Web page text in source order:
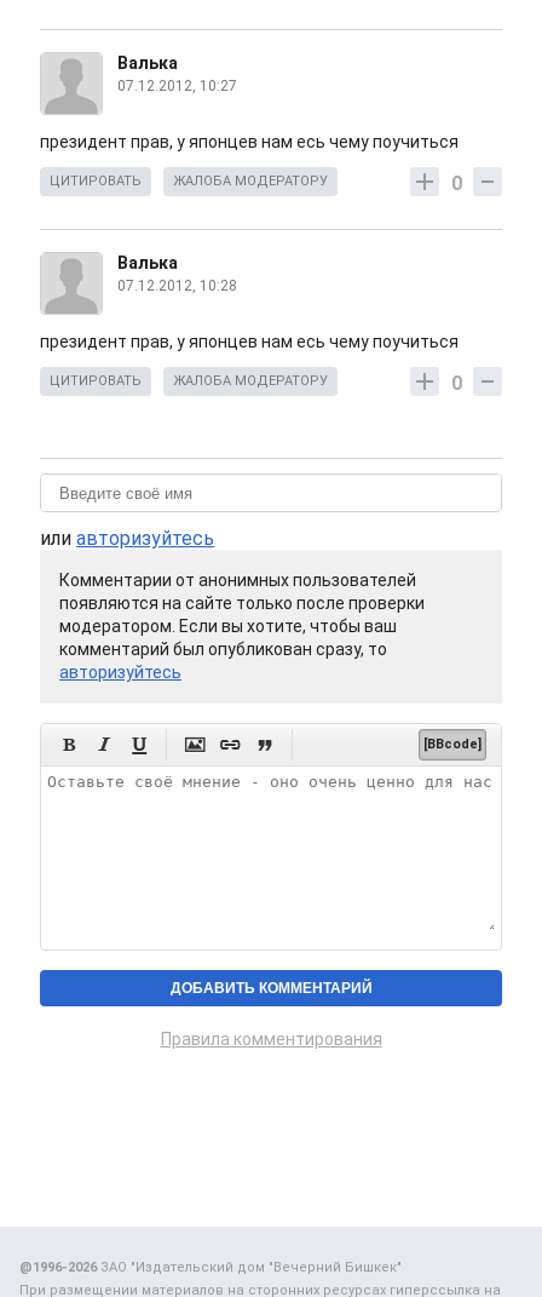
Валька
07.12.2012, 10:27
президент прав, у японцев нам есь чему поучиться
0
ЦИТИРОВАТЬ ЖАЛОБА МОДЕРАТОРУ
Валька
07.12.2012, 10:28
президент прав, у японцев нам есь чему поучиться
0
ЦИТИРОВАТЬ ЖАЛОБА МОДЕРАТОРУ
или авторизуйтесь
Комментарии от анонимных пользователей
появляются на сайте только после проверки
модератором. Если вы хотите, чтобы ваш
комментарий был опубликован сразу, то
авторизуйтесь
      [BBcode]
Правила комментирования
@1996-2026ЗАО "Издательский дом "Вечерний Бишкек"
При размещении материалов на сторонних ресурсах гиперссылка на